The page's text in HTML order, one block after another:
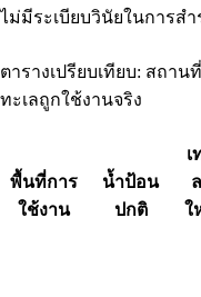
ไม่มีระเบียบวินัยในการสำ
ตารางเปรียบเทียบ: สถา
ทะเลถูกใช้งานจริง
พื้นที่การ
ใช้งาน
น้ำป้อน
ปกติ
เ
ใ